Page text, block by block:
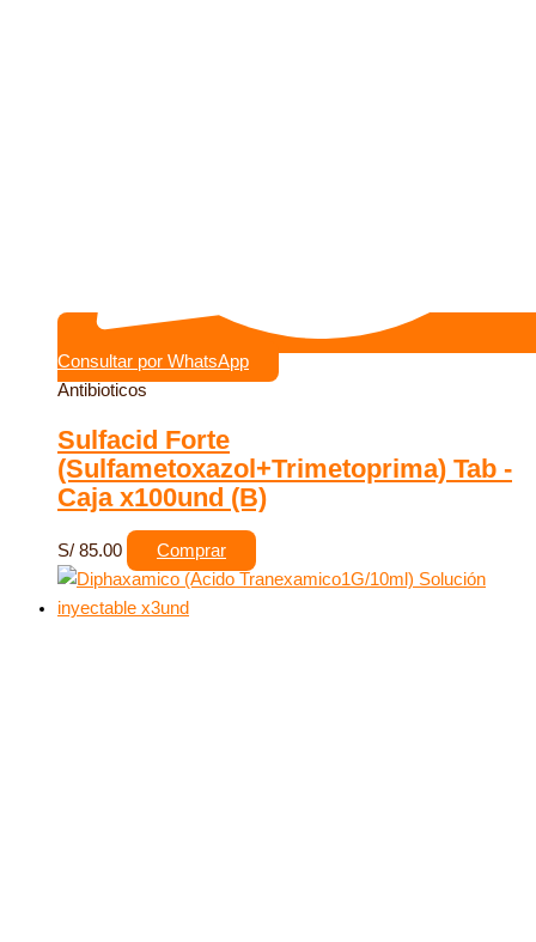
Consultar por WhatsApp
Antibioticos
Sulfacid Forte
(Sulfametoxazol+Trimetoprima) Tab -
Caja x100und (B)
S/ 85.00 Comprar